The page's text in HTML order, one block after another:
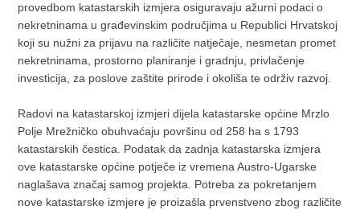
provedbom katastarskih izmjera osiguravaju ažurni podaci o
nekretninama u građevinskim područjima u Republici Hrvatskoj
koji su nužni za prijavu na različite natječaje, nesmetan promet
nekretninama, prostorno planiranje i gradnju, privlačenje
investicija, za poslove zaštite prirode i okoliša te održiv razvoj.
Radovi na katastarskoj izmjeri dijela katastarske općine Mrzlo
Polje Mrežničko obuhvaćaju površinu od 258 ha s 1793
katastarskih čestica. Podatak da zadnja katastarska izmjera
ove katastarske općine potječe iz vremena Austro-Ugarske
naglašava značaj samog projekta. Potreba za pokretanjem
nove katastarske izmjere je proizašla prvenstveno zbog različite